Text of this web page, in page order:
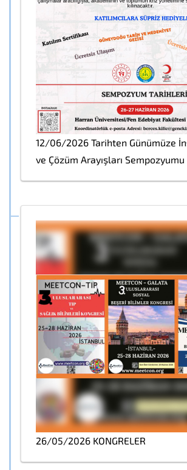
12/06/2026 Tarihten Günümüze
ve Çözüm Arayışları Sempozyumu
26/05/2026 KONGRELER